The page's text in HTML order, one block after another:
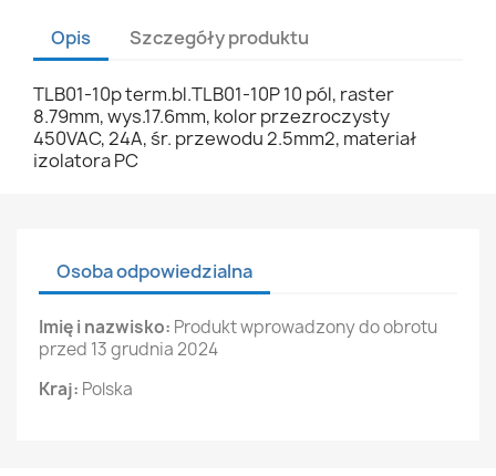
Opis Szczegóły produktu
TLB01-10p term.bl.TLB01-10P 10 pól, raster
8.79mm, wys.17.6mm, kolor przezroczysty
450VAC, 24A, śr. przewodu 2.5mm2, materiał
izolatora PC
Osoba odpowiedzialna
Imię i nazwisko: Produkt wprowadzony do obrotu
przed 13 grudnia 2024
Kraj: Polska